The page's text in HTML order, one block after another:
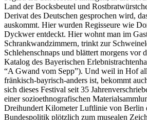
Land der Bocksbeutel und
Derivat des Deutschen gesprochen wird,
auskommt. Hier wurden Regisseure wie
Dyckwer entdeckt. Hier wohnt man im
Schrankwandzimmern, trinkt zur
Schlehenschnaps und blättert morgens vor
Katalog des Bayerischen
“A Gwand vom Sepp”). Und weil in Hof
fränkisch-bayrisch-anders ist, bekommt
sich dieses Festival seit 35
einer sozioethnografischen
Dreihundert Kilometer Luftlinie von Berlin
Bundespolitik plötzlich zum musealen